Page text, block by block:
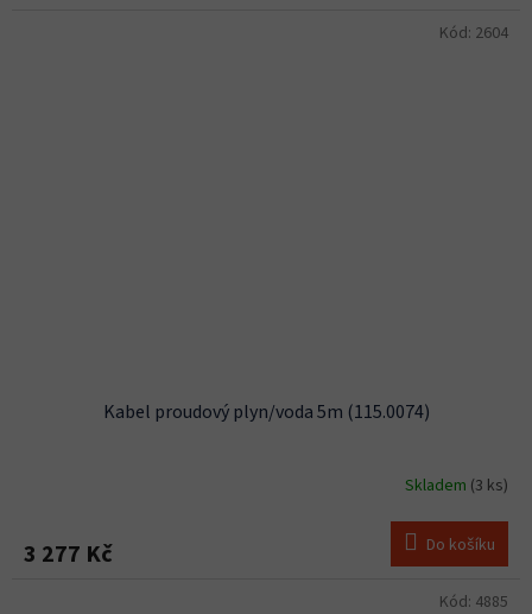
Kabel proudový plyn/voda 5m (115.0074)
Skladem (3 ks)
3 277 Kč Do košíku
Kód: 2604
Kód: 4885